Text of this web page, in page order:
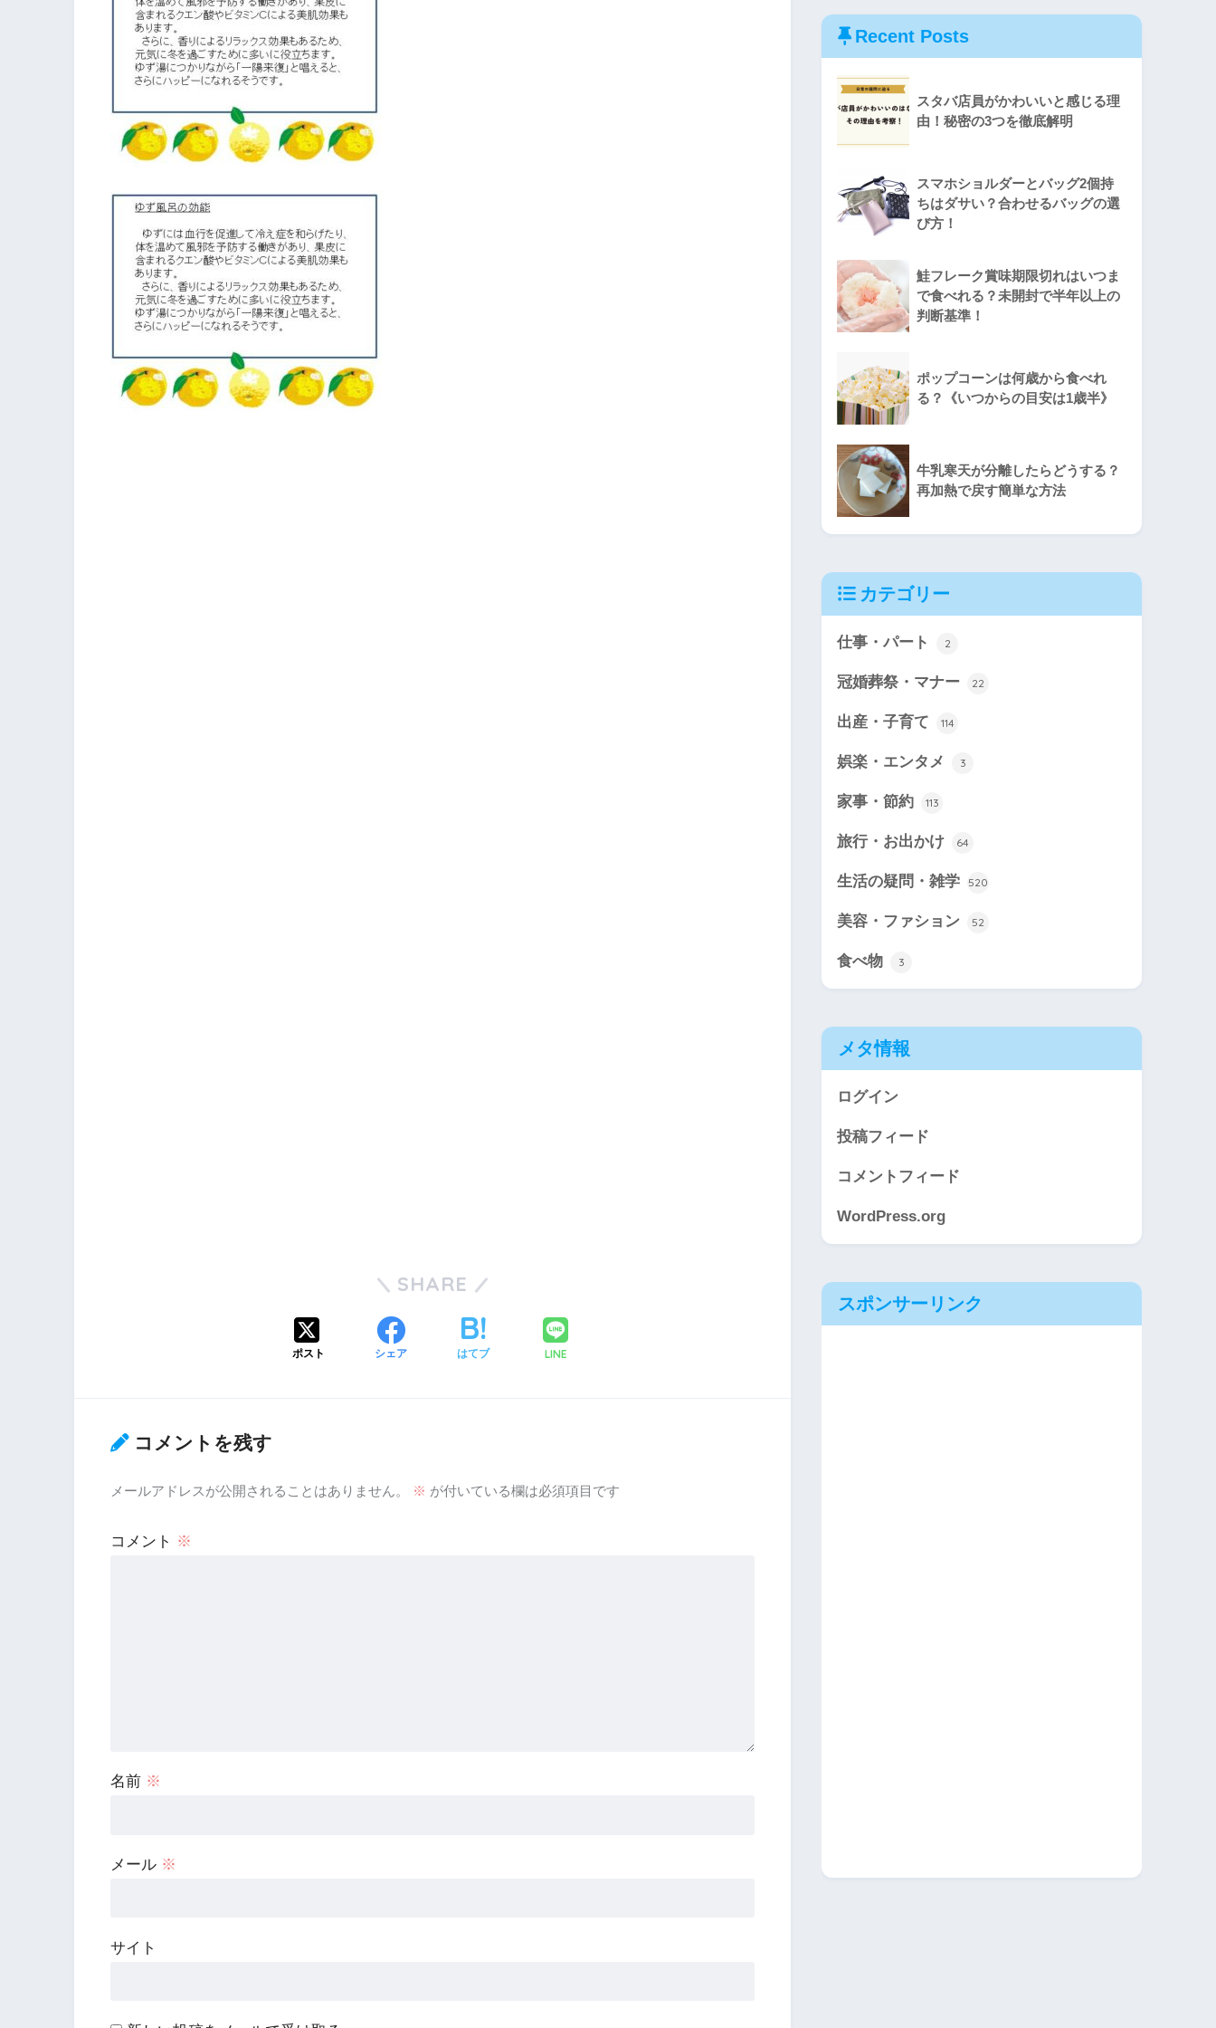
SHARE
ポスト シェア はてブ LINE
コメントを残す
メールアドレスが公開されることはありません。 ※ が付いている欄は必須項目です
コメント ※
名前 ※
メール ※
サイト
Recent Posts
スタバ店員がかわいいと感じる理
由！秘密の3つを徹底解明
スマホショルダーとバッグ2個持
ちはダサい？合わせるバッグの選
び方！
鮭フレーク賞味期限切れはいつま
で食べれる？未開封で半年以上の
判断基準！
ポップコーンは何歳から食べれ
る？《いつからの目安は1歳半》
牛乳寒天が分離したらどうする？
再加熱で戻す簡単な方法
カテゴリー
仕事・パート 2
冠婚葬祭・マナー 22
出産・子育て 114
娯楽・エンタメ 3
家事・節約 113
旅行・お出かけ 64
生活の疑問・雑学 520
美容・ファション 52
食べ物 3
メタ情報
ログイン
投稿フィード
コメントフィード
WordPress.org
スポンサーリンク